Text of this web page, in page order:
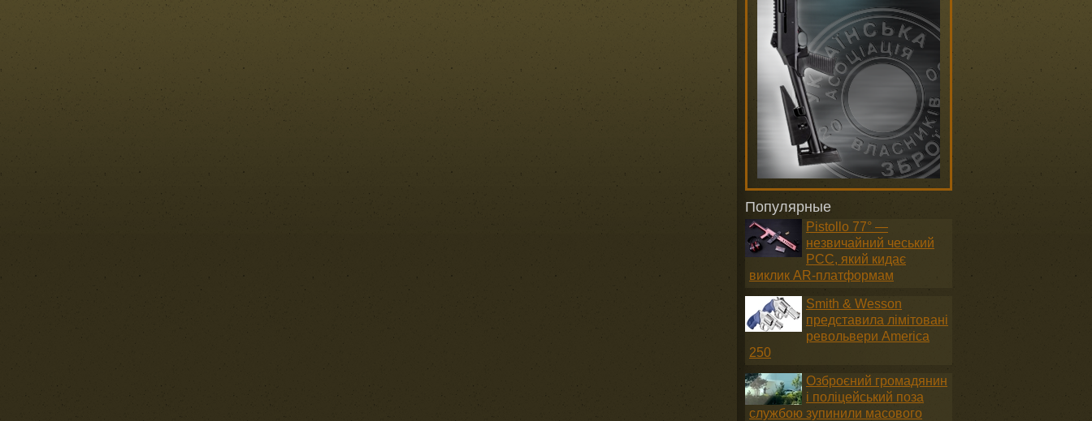
Популярные
Pistollo 77° —
незвичайний чеський
PCC, який кидає
виклик AR-платформам
Smith & Wesson
представила лімітовані
револьвери America
250
Озброєний громадянин
і поліцейський поза
службою зупинили масового